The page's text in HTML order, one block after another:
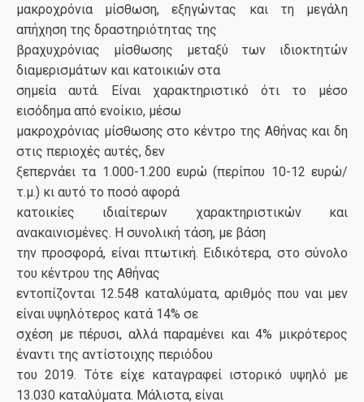
μακροχρόνια μίσθωση, εξηγώντας και τη μεγάλη
απήχηση της δραστηριότητας της
βραχυχρόνιας μίσθωσης μεταξύ των ιδιοκτητών
διαμερισμάτων και κατοικιών στα
σημεία αυτά. Είναι χαρακτηριστικό ότι το μέσο
εισόδημα από ενοίκιο, μέσω
μακροχρόνιας μίσθωσης στο κέντρο της Αθήνας και δη
στις περιοχές αυτές, δεν
ξεπερνάει τα 1.000-1.200 ευρώ (περίπου 10-12 ευρώ/
τ.μ.) κι αυτό το ποσό αφορά
κατοικίες ιδιαίτερων χαρακτηριστικών και
ανακαινισμένες. Η συνολική τάση, με βάση
την προσφορά, είναι πτωτική. Ειδικότερα, στο σύνολο
του κέντρου της Αθήνας
εντοπίζονται 12.548 καταλύματα, αριθμός που ναι μεν
είναι υψηλότερος κατά 14% σε
σχέση με πέρυσι, αλλά παραμένει και 4% μικρότερος
έναντι της αντίστοιχης περιόδου
του 2019. Τότε είχε καταγραφεί ιστορικό υψηλό με
13.030 καταλύματα. Μάλιστα, είναι